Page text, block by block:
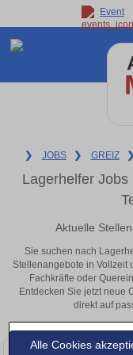
Alle Cookies
Event
❯ JOBS ❯ GREIZ ❯
Lagerhelfer Jobs
Aktuelle
Sie suchen nach
Stellenangebote in Vollzeit
Fachkräfte oder
Entdecken Sie jetzt neue
direkt auf